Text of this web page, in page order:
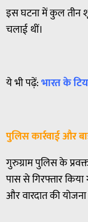
इस घटना में कुल तीन
चलाई थीं।
ये भी पढ़ें:भारत के
पुलिस कार्रवाई और
गुरुग्राम पुलिस के
पास से गिरफ्तार
और वारदात की